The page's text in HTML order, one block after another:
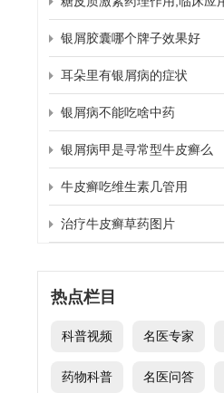
银屑胶囊哪个牌子效果好
耳朵里有银屑病的症状
银屑病不能吃啥中药
银屑病甲是寻常型牛皮癣么
牛皮癣吃维生素几管用
治疗牛皮癣草药图片
热点栏目
科普视频 名医专家
药物科普 名医问答